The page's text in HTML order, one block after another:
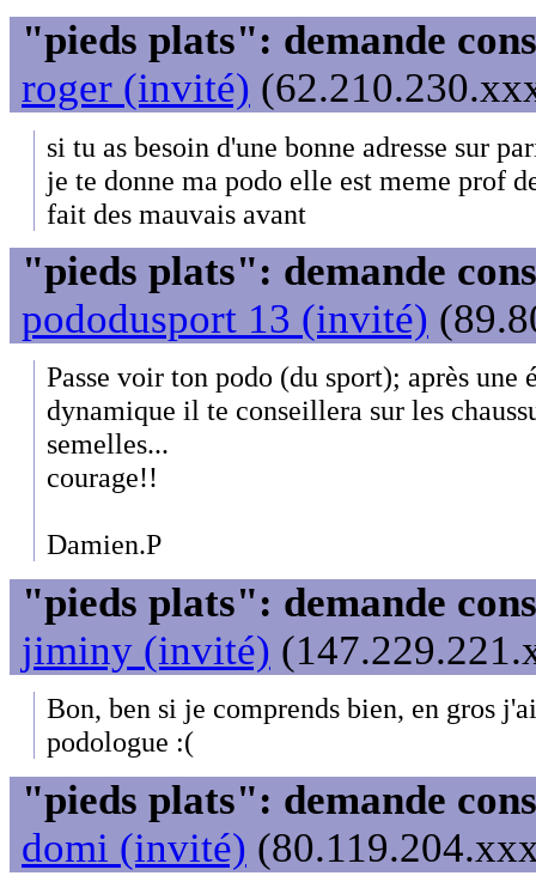
"pieds plats": demande
roger (invité)
si tu as besoin d'une bonne adresse sur
je te donne ma podo elle est meme prof
fait des mauvais avant
"pieds plats": demande
pododusport 13 (invité)
Passe voir ton podo (du sport); après une
dynamique il te conseillera sur les
semelles...
courage!!
Damien.P
"pieds plats": demande
jiminy (invité)
Bon, ben si je comprends bien, en gros
podologue :(
"pieds plats": demande
domi (invité)